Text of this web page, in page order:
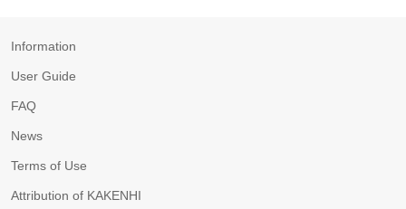
Information
User Guide
FAQ
News
Terms of Use
Attribution of KAKENHI